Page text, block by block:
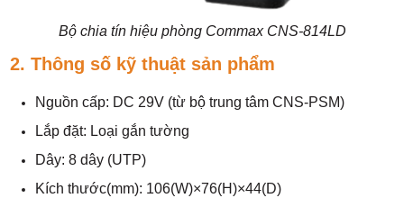
Bộ chia tín hiệu phòng Commax CNS-814LD
2. Thông số kỹ thuật sản phẩm
Nguồn cấp: DC 29V (từ bộ trung tâm CNS-PSM)
Lắp đặt: Loại gắn tường
Dây: 8 dây (UTP)
Kích thước(mm): 106(W)×76(H)×44(D)